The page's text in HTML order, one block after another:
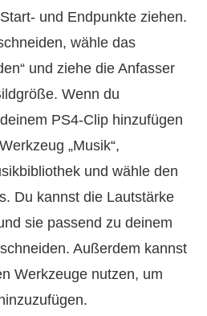
und Endpunkte ziehen.
wähle das
und ziehe die Anfasser
Wenn du
PS4‑Clip hinzufügen
„Musik“,
und wähle den
Du kannst die Lautstärke
sie passend zu deinem
Außerdem kannst
Werkzeuge nutzen, um